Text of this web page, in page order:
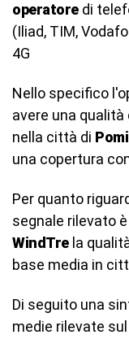
operatoredi
(Iliad, TIM,
4G
Nello specifico
avere una qualità
nella città di
una copertura
Per quanto
segnale rilevato è
WindTrela
base media in
Di seguito una
medie rilevate